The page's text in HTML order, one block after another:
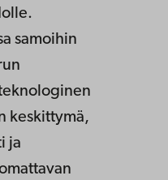
samoihin
keskittymä,
ja